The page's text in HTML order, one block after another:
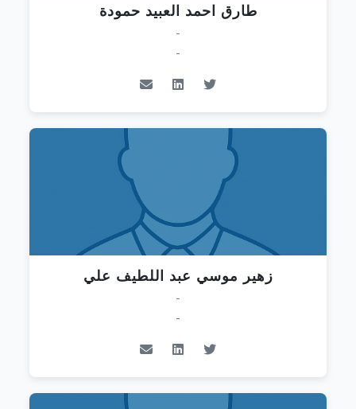
طارق احمد العبيد حمودة
-
-
زهير موسي عبد اللطيف علي
-
-